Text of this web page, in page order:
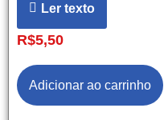
Ler texto
R$5,50
Adicionar ao carrinho